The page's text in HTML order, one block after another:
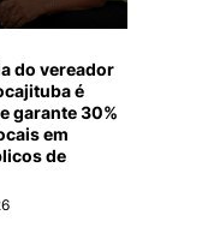
do vereador
é
garante 30%
em
de